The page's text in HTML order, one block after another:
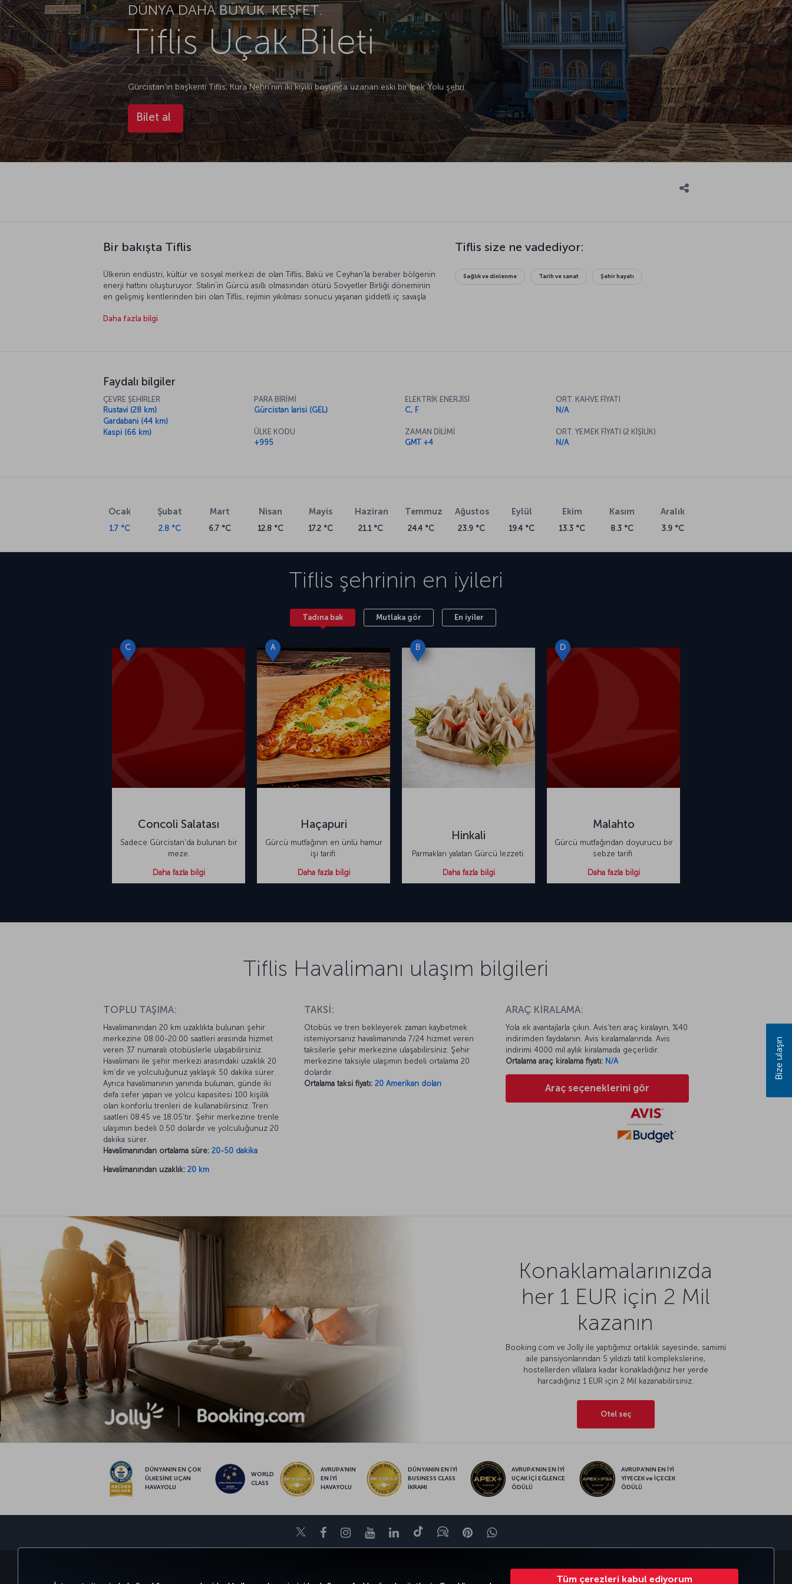
Tüm çerezleri kabul ediyorum
DÜNYA DAHA BÜYÜK. KEŞFET.
Tiflis Uçak Bileti
Gürcistan’ın başkenti Tiflis, Kura Nehri’nin iki kıyısı boyunca uzanan eski bir İpek Yolu şehri.
Bilet al
Bir bakışta Tiflis
Ülkenin endüstri, kültür ve sosyal merkezi de olan Tiflis, Bakü ve Ceyhan’la beraber bölgenin
enerji hattını oluşturuyor. Stalin’in Gürcü asıllı olmasından ötürü Sovyetler Birliği döneminin
en gelişmiş kentlerinden biri olan Tiflis, rejimin yıkılması sonucu yaşanan şiddetli iç savaşla
nasıl sardığını şehri keşfederek görebilirsiniz. Dolambaçlı sokakları, ahşap oymalı evleri,
Daha fazla bilgi
Tiflis size ne vadediyor:
Sağlık ve dinlenme Tarih ve sanat Şehir hayatı
Faydalı bilgiler
ÇEVRE ŞEHİRLER
Rustavi (28 km)
Gardabani (44 km)
Kaspi (66 km)
PARA BİRİMİ
Gürcistan larisi (GEL)
ÜLKE KODU
+995
ELEKTRİK ENERJİSİ
C, F
ZAMAN DİLİMİ
GMT +4
ORT. KAHVE FİYATI
N/A
ORT. YEMEK FİYATI (2 KİŞİLİK)
N/A
Ocak
1.7 °C
Şubat
2.8 °C
Mart
6.7 °C
Nisan
12.8 °C
Mayis
17.2 °C
Haziran
21.1 °C
Temmuz
24.4 °C
Ağustos
23.9 °C
Eylül
19.4 °C
Ekim
13.3 °C
Kasım
8.3 °C
Aralık
3.9 °C
Tiflis şehrinin en iyileri
Tadına bak Mutlaka gör En iyiler
C
Concoli Salatası
Sadece Gürcistan'da bulunan bir
meze.
Daha fazla bilgi
A
Haçapuri
Gürcü mutfağının en ünlü hamur
işi tarifi.
Daha fazla bilgi
B
Hinkali
Parmakları yalatan Gürcü lezzeti.
Daha fazla bilgi
D
Malahto
Gürcü mutfağından doyurucu bir
sebze tarifi.
Daha fazla bilgi
Tiflis Havalimanı ulaşım bilgileri
TOPLU TAŞIMA:
Havalimanından 20 km uzaklıkta bulunan şehir
merkezine 08.00-20.00 saatleri arasında hizmet
veren 37 numaralı otobüslerle ulaşabilirsiniz.
Havalimanı ile şehir merkezi arasındaki uzaklık 20
km’dir ve yolculuğunuz yaklaşık 50 dakika sürer.
Ayrıca havalimanının yanında bulunan, günde iki
defa sefer yapan ve yolcu kapasitesi 100 kişilik
olan konforlu trenleri de kullanabilirsiniz. Tren
saatleri 08.45 ve 18.05’tir. Şehir merkezine trenle
ulaşımın bedeli 0.50 dolardır ve yolculuğunuz 20
dakika sürer.
Havalimanından ortalama süre: 20-50 dakika
Havalimanından uzaklık: 20 km
TAKSİ:
Otobüs ve tren bekleyerek zaman kaybetmek
istemiyorsanız havalimanında 7/24 hizmet veren
taksilerle şehir merkezine ulaşabilirsiniz. Şehir
merkezine taksiyle ulaşımın bedeli ortalama 20
dolardır.
Ortalama taksi fiyatı: 20 Amerikan doları
ARAÇ KİRALAMA:
Yola ek avantajlarla çıkın. Avis’ten araç kiralayın, %40
indirimden faydalanın. Avis kiralamalarında. Avis
indirimi 4000 mil aylık kiralamada geçerlidir.
Ortalama araç kiralama fiyatı: N/A
Araç seçeneklerini gör
Konaklamalarınızda
her 1 EUR için 2 Mil
kazanın
Booking.com ve Jolly ile yaptığımız ortaklık sayesinde, samimi
aile pansiyonlarından 5 yıldızlı tatil komplekslerine,
hostellerden villalara kadar konakladığınız her yerde
harcadığınız 1 EUR için 2 Mil kazanabilirsiniz.
Otel seç
DÜNYANIN EN ÇOK
ÜLKESİNE UÇAN
HAVAYOLU
WORLD
CLASS
AVRUPA’NIN
EN İYİ
HAVAYOLU
DÜNYANIN EN İYİ
BUSINESS CLASS
İKRAMI
AVRUPA’NIN EN İYİ
UÇAK İÇİ EĞLENCE
ÖDÜLÜ
AVRUPA’NIN EN İYİ
YİYECEK ve İÇECEK
ÖDÜLÜ
TwitterFacebookInstagram
YoutubeLinkedIn
TiktokBlogPinterestWhatsapp
CORPORATE CLUB TÜRK HAVA YOLLARI
Bize ulaşın